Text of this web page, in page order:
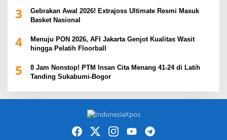
3
Gebrakan Awal 2026! Extrajoss Ultimate Resmi Masuk
Basket Nasional
4
Menuju PON 2026, AFI Jakarta Genjot Kualitas Wasit
hingga Pelatih Floorball
5
8 Jam Nonstop! PTM Insan Cita Menang 41-24 di Latih
Tanding Sukabumi-Bogor